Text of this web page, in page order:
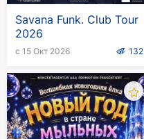
Savana Funk. Club Tour
2026
с 15 Окт 2026 132